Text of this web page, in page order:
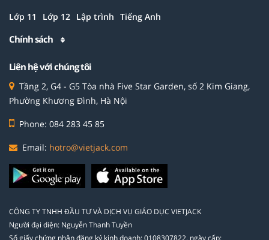
Lớp 11 Lớp 12 Lập trình Tiếng Anh
Chính sách
Liên hệ với chúng tôi
Tầng 2, G4 - G5 Tòa nhà Five Star Garden, số 2 Kim Giang,
Phường Khương Đình, Hà Nội
Phone: 084 283 45 85
Email: hotro@vietjack.com
CÔNG TY TNHH ĐẦU TƯ VÀ DỊCH VỤ GIÁO DỤC VIETJACK
Người đại diện: Nguyễn Thanh Tuyền